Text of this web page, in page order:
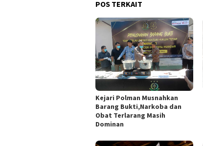
POS TERKAIT
Kejari Polman Musnahkan
Barang Bukti,Narkoba dan
Obat Terlarang Masih
Dominan